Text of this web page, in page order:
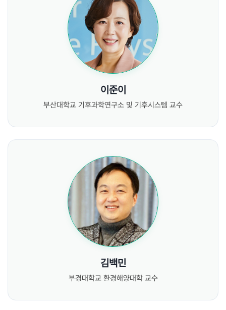
이준이
부산대학교 기후과학연구소 및 기후시스템 교수
김백민
부경대학교 환경해양대학 교수